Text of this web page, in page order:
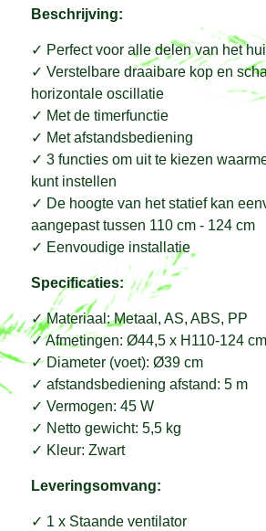
Beschrijving:
✓ Perfect voor alle delen van het
✓ Verstelbare draaibare kop en
horizontale oscillatie
✓ Met de timerfunctie
✓ Met afstandsbediening
✓ 3 functies om uit te kiezen
kunt instellen
✓ De hoogte van het statief kan
aangepast tussen 110 cm - 124 cm
✓ Eenvoudige installatie
Specificaties:
✓ Materiaal: Metaal, AS, ABS, PP
✓ Afmetingen: Ø44,5 x H110-124 cm
✓ Diameter (voet): Ø39 cm
✓ afstandsbediening afstand: 5 m
✓ Vermogen: 45 W
✓ Netto gewicht: 5,5 kg
✓ Kleur: Zwart
Leveringsomvang:
✓ 1 x Staande ventilator